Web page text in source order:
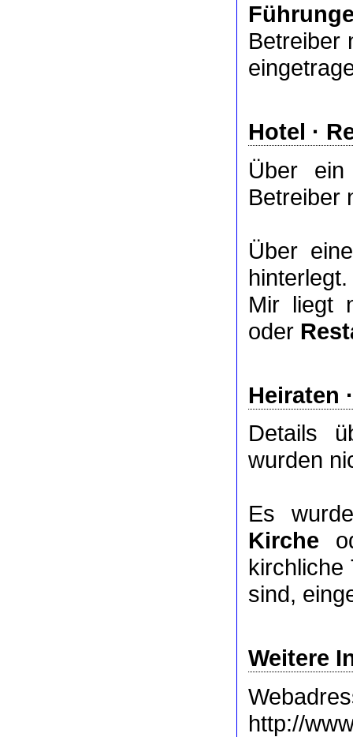
Betreiber
Hotel ·
Über
Betreiber
Über
hinterlegt.
Mir liegt
oder
Heiraten
Details
wurden
Es
Kirche
kirchliche
sind,
Weitere
http://